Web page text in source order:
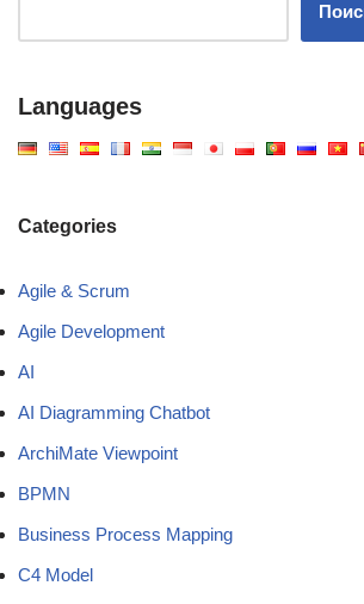
Languages
Categories
Agile & Scrum
Agile Development
AI
AI Diagramming Chatbot
ArchiMate Viewpoint
BPMN
Business Process Mapping
C4 Model